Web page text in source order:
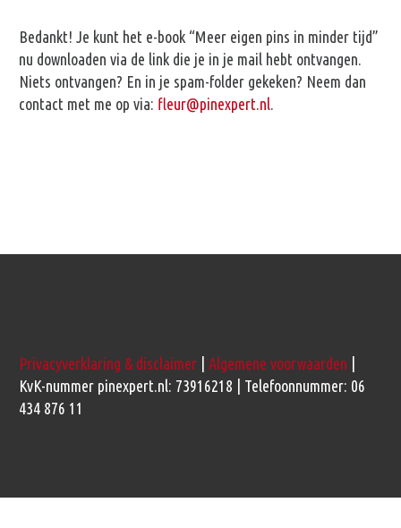
Bedankt! Je kunt het e-book “Meer eigen pins in minder tijd”
nu downloaden via de link die je in je mail hebt ontvangen.
Niets ontvangen? En in je spam-folder gekeken? Neem dan
contact met me op via: fleur@pinexpert.nl.
Privacyverklaring & disclaimer Algemene voorwaarden
KvK-nummer pinexpert.nl: 73916218 | Telefoonnummer: 06
434 876 11